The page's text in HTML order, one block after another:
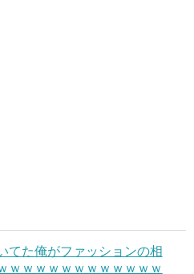
てた俺がファッションの相
ｗｗｗｗｗｗｗｗｗｗｗｗ